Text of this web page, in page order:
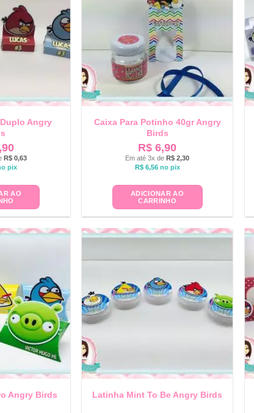
Angry
R$0,63
pix
AO
Caixa Para Potinho 40gr Angry
Birds
R$ 6,90
Em até 3x deR$ 2,30
R$6,56 no pix
ADICIONAR AO
CARRINHO
Angry Birds Latinha Mint To Be Angry Birds